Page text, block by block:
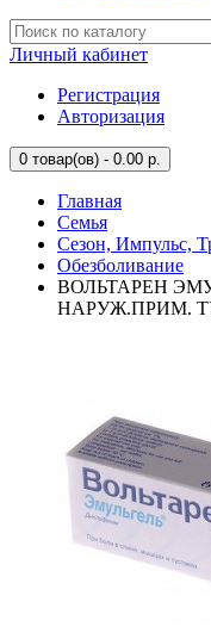
Личный кабинет
Регистрация
Авторизация
0 товар(ов) - 0.00 р.
Главная
Семья
Сезон, Импульс,
Обезболивание
ВОЛЬТАРЕН
НАРУЖ.ПРИМ.